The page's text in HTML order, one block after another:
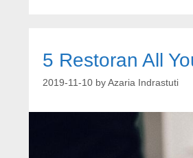
5 Restoran All
2019-11-10 by Azaria Indrastuti